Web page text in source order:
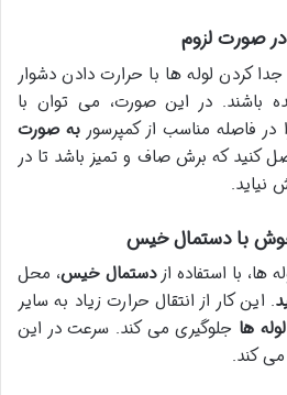
کردن لوله ها با حرارت دادن دشوار
باشند. در این صورت، می توان با
در فاصله مناسب از کمپرسور به صورت
کنید که برش صاف و تمیز باشد تا در
ها، با استفاده ازدستمال خیس، محل
. این کار از انتقال حرارت زیاد به سایر
ها جلوگیری می کند. سرعت در این
کند.